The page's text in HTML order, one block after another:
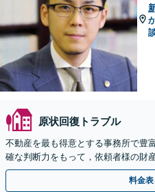
原状回復トラブル
不動産を最も得意とする事務所で豊
確な判断力をもって，依頼者様の財
料金